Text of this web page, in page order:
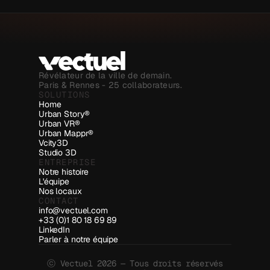
Révélateur de la ville de demain.
Paris & Rennes - 25 collaborateurs.
SOLUTIONS
Home
Urban Story®
Urban VR®
Urban Mappr®
Vcity3D
Studio 3D
ENTREPRISE
Notre histoire
L'équipe
Nos locaux
CONTACT
info@vectuel.com
+33 (0)1 80 18 69 89
LinkedIn
Parler à notre équipe
ⓒ Vectuel 2026 — Tous droits réservés